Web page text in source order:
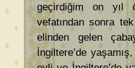
geçirdiğim on yıl
vefatından sonra
elinden gelen
İngiltere’de